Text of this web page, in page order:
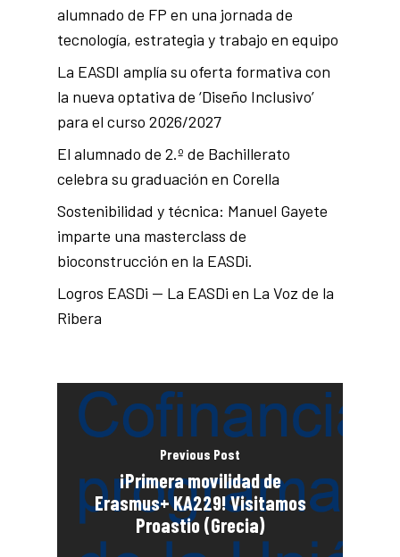
alumnado de FP en una jornada de
tecnología, estrategia y trabajo en equipo
La EASDI amplía su oferta formativa con
la nueva optativa de ‘Diseño Inclusivo’
para el curso 2026/2027
El alumnado de 2.º de Bachillerato
celebra su graduación en Corella
Sostenibilidad y técnica: Manuel Gayete
imparte una masterclass de
bioconstrucción en la EASDi.
Logros EASDi — La EASDi en La Voz de la
Ribera
Previous Post
¡Primera movilidad de
Erasmus+ KA229! Visitamos
Proastio (Grecia)